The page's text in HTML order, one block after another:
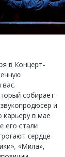
в Концерт-
вас.
собирает
и
карьеру в мае
его стали
сердце
«Мила»,